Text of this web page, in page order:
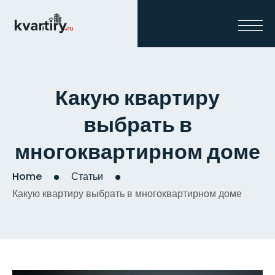
Какую квартиру
выбрать в
многоквартирном доме
Home
Статьи
Какую квартиру выбрать в многоквартирном доме